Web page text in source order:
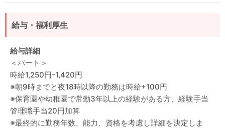
給与・福利厚生
給与詳細
＜パート＞
時給1,250円-1,420円
※朝9時までと夜18時以降の勤務は時給+100円
※保育園や幼稚園で常勤3年以上の経験がある方、経験手当
管理職手当20円加算
※最終的に勤務年数、能力、資格を考慮し詳細を決定しま